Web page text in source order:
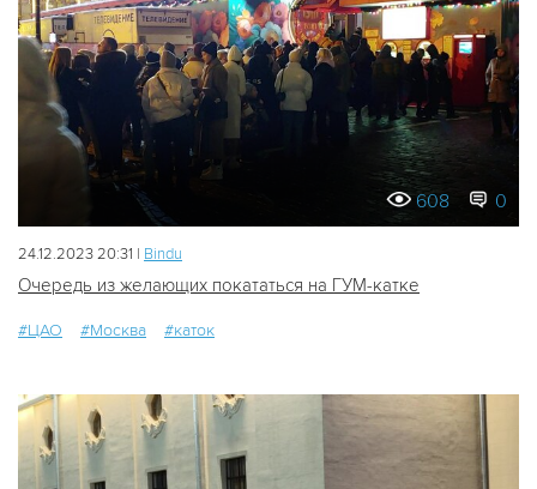
608 0
24.12.2023 20:31 | Bindu
Очередь из желающих покататься на ГУМ-катке
#ЦАО #Москва #каток